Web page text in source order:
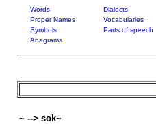
Words Dialects
Proper Names
Vocabularies
Symbols
Parts of speech
Anagrams
~ --> sok~